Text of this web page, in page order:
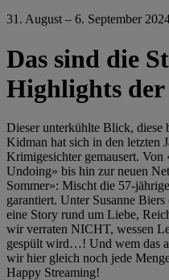
31. August – 6. September
Das sind die
Highlights der
Dieser unterkühlte Blick, diese
Kidman hat sich in den letzten
Krimigesichter gemausert.
Undoing» bis hin zur neuen
Sommer»: Mischt die 57-
garantiert. Unter Susanne
eine Story rund um Liebe,
wir verraten NICHT, wessen
gespült wird…! Und wem das
wir hier gleich noch jede
Happy Streaming!